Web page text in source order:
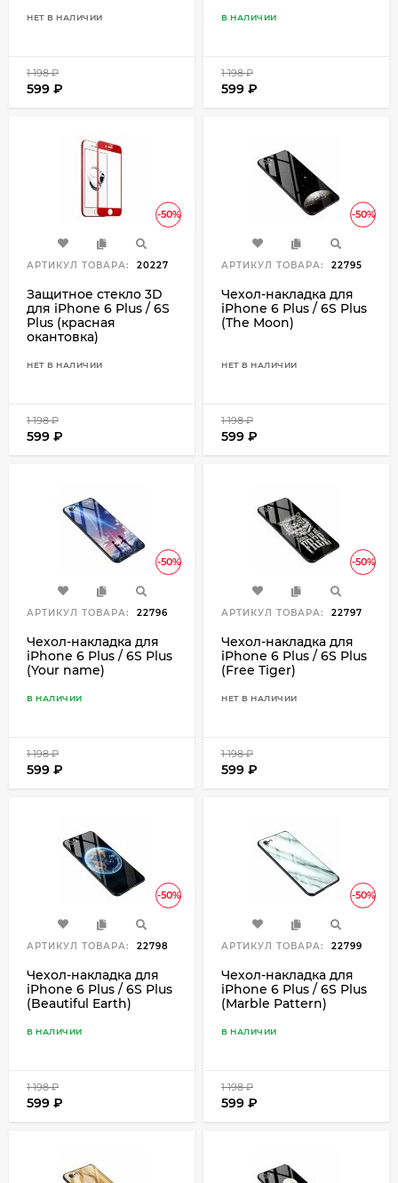
НЕТ В НАЛИЧИИ
1 198₽
599 ₽
В НАЛИЧИИ
1 198₽
599 ₽
-50%
АРТИКУЛ ТОВАРА: 20227
Защитное стекло 3D
для iPhone 6 Plus / 6S
Plus (красная
окантовка)
НЕТ В НАЛИЧИИ
1 198₽
599 ₽
-50%
АРТИКУЛ ТОВАРА: 22795
Чехол-накладка для
iPhone 6 Plus / 6S Plus
(The Moon)
НЕТ В НАЛИЧИИ
1 198₽
599 ₽
-50%
АРТИКУЛ ТОВАРА: 22796
Чехол-накладка для
iPhone 6 Plus / 6S Plus
(Your name)
В НАЛИЧИИ
1 198₽
599 ₽
-50%
АРТИКУЛ ТОВАРА: 22797
Чехол-накладка для
iPhone 6 Plus / 6S Plus
(Free Tiger)
НЕТ В НАЛИЧИИ
1 198₽
599 ₽
-50%
АРТИКУЛ ТОВАРА: 22798
Чехол-накладка для
iPhone 6 Plus / 6S Plus
(Beautiful Earth)
В НАЛИЧИИ
1 198₽
599 ₽
-50%
АРТИКУЛ ТОВАРА: 22799
Чехол-накладка для
iPhone 6 Plus / 6S Plus
(Marble Pattern)
В НАЛИЧИИ
1 198₽
599 ₽